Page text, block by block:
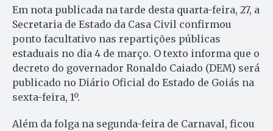
Em nota publicada na tarde desta quarta-feira, 27, a
Secretaria de Estado da Casa Civil confirmou
ponto facultativo nas repartições públicas
estaduais no dia 4 de março. O texto informa que o
decreto do governador Ronaldo Caiado (DEM) será
publicado no Diário Oficial do Estado de Goiás na
sexta-feira, 1º.
Além da folga na segunda-feira de Carnaval, ficou